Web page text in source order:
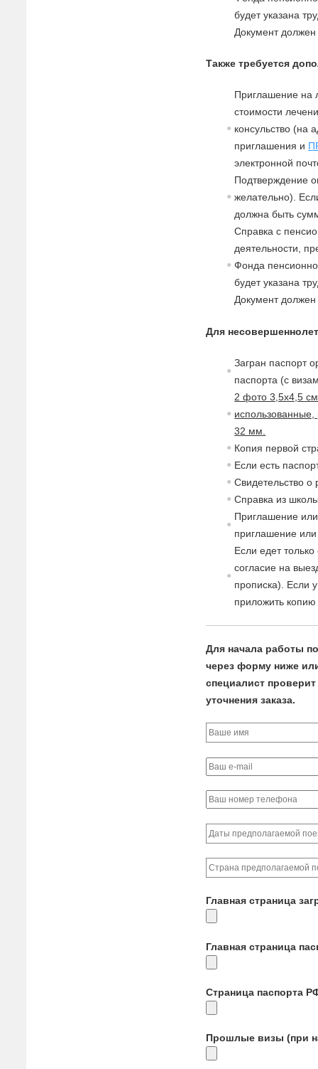
будет указана
Документ
Также требуется
Приглашение на
стоимости
консульство (на
приглашения и
электронной
Подтверждение
желательно).
должна быть
Справка с
деятельности,
Фонда
будет указана
Документ
Для
Загран паспорт
паспорта (с в
2 фото 3,5х4,5
32 мм.
Копия первой
Если есть
Свидетельство о
Справка из
Приглашение
приглашение
Если едет
согласие на в
прописка). Если
приложить
Для начала работы
через форму ниже
специалист
уточнения заказа.
Главная страница
Главная страница
Страница паспорта
Прошлые визы (при